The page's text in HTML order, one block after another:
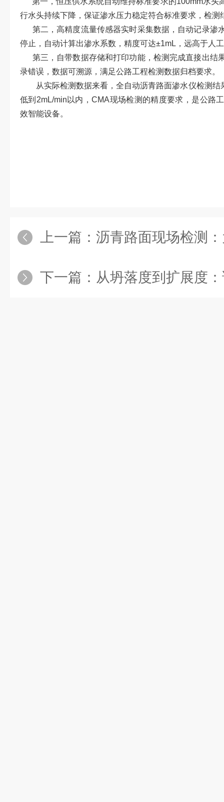
行水头持续下降，保证渗水压力稳定符合标准要求，检测
第二，高精度流量传感器实时采集数据，自动记录渗
停止，自动计算出渗水系数，精度可达±1mL，远高于人
第三，自带数据存储和打印功能，检测完成直接出结
录错误，数据可溯源，满足公路工程检测数据归档要求。
从实际检测数据来看，全自动沥青路面渗水仪检测
低到2mL/min以内，CMA现场检测的精度要求，是公路
效智能设备。
上一篇： 沥青路面现场检测：为什
下一篇： 从坍落度到扩展度：详解坍落扩展度